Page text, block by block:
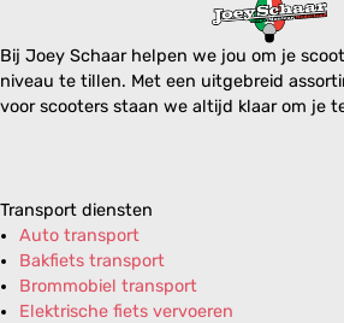
Bij Joey Schaar helpen we jou om je
niveau te tillen. Met een uitgebreid
voor scooters staan we altijd klaar om je
Transport diensten
Auto transport
Bakfiets transport
Brommobiel transport
Elektrische fiets vervoeren